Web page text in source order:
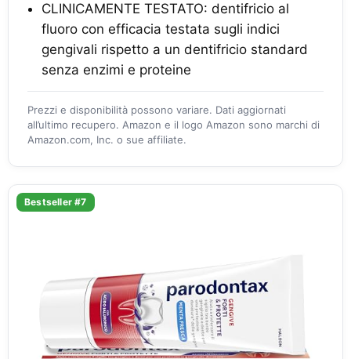
CLINICAMENTE TESTATO: dentifricio al
fluoro con efficacia testata sugli indici
gengivali rispetto a un dentifricio standard
senza enzimi e proteine
Prezzi e disponibilità possono variare. Dati aggiornati
all’ultimo recupero. Amazon e il logo Amazon sono marchi di
Amazon.com, Inc. o sue affiliate.
Bestseller #7